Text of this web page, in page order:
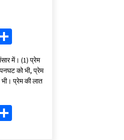
o
S
h
ar
e
में। (1) प्रेम
को भी, प्रेम
प्रेम की लात
S